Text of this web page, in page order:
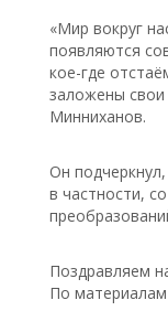
«Мир вокруг
появляются
кое-где
заложены свои
Минниханов.
Он
в частности,
Поздравляем
По